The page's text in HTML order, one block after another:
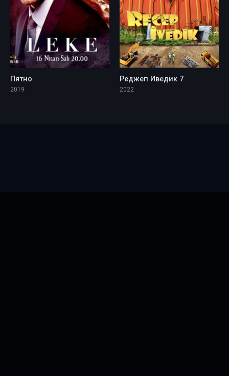
Пятно
2019
Реджеп Иведик 7
2022